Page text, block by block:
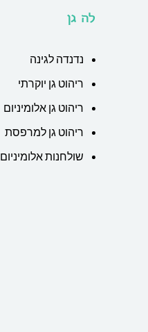
לה גן
נדנדה לגינה
ריהוט גן יוקרתי
ריהוט גן אלומיניום
ריהוט גן למרפסת
שולחנות אלומיניום